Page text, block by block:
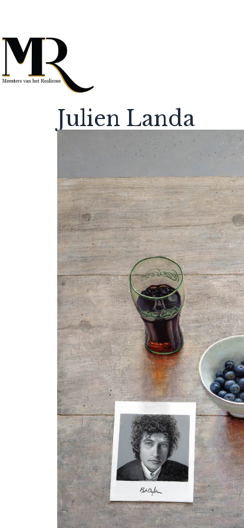
Julien Landa